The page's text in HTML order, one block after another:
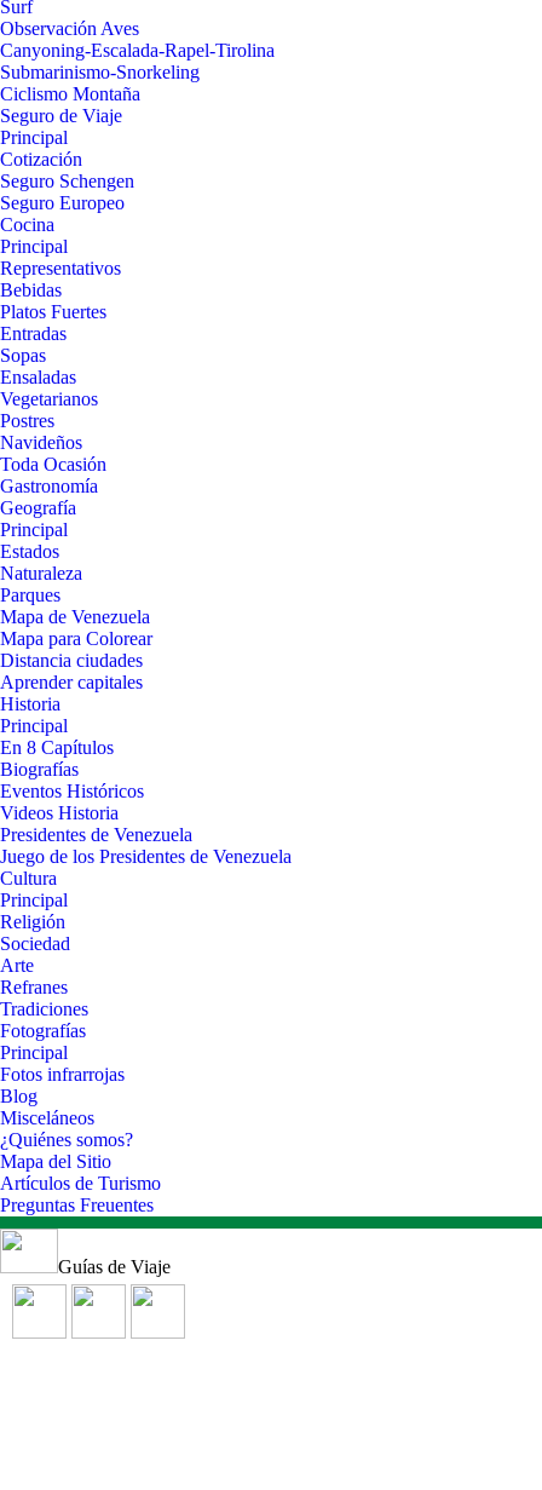
Surf
Observación Aves
Canyoning-Escalada-Rapel-Tirolina
Submarinismo-Snorkeling
Ciclismo Montaña
Seguro de Viaje
Principal
Cotización
Seguro Schengen
Seguro Europeo
Cocina
Principal
Representativos
Bebidas
Platos Fuertes
Entradas
Sopas
Ensaladas
Vegetarianos
Postres
Navideños
Toda Ocasión
Gastronomía
Geografía
Principal
Estados
Naturaleza
Parques
Mapa de Venezuela
Mapa para Colorear
Distancia ciudades
Aprender capitales
Historia
Principal
En 8 Capítulos
Biografías
Eventos Históricos
Videos Historia
Presidentes de Venezuela
Juego de los Presidentes de Venezuela
Cultura
Principal
Religión
Sociedad
Arte
Refranes
Tradiciones
Fotografías
Principal
Fotos infrarrojas
Blog
Misceláneos
¿Quiénes somos?
Mapa del Sitio
Artículos de Turismo
Preguntas Freuentes
Guías de Viaje